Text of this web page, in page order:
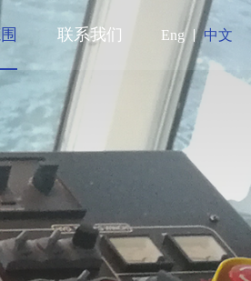
联系我们 Eng 中文